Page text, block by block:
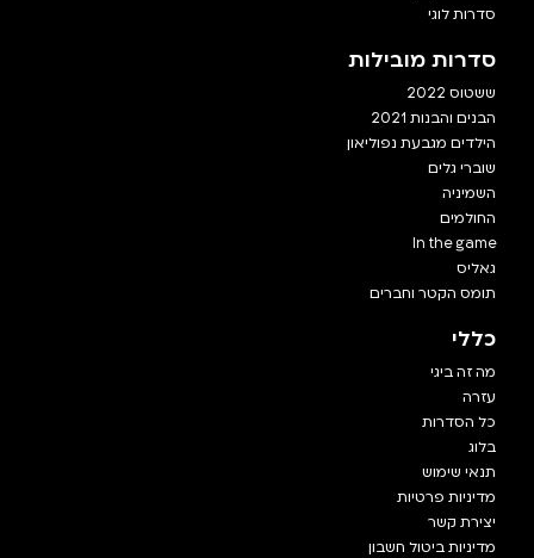
סדרות לוגי
סדרות מובילות
ששטוס 2022
הבנים והבנות 2021
הילדים מגבעת נפוליאון
שוברי גלים
השמיניה
החולמים
In the game
גאליס
תומס הקטר וחברים
כללי
מה זה ביגי
עזרה
כל הסדרות
בלוג
תנאי שימוש
מדיניות פרטיות
יצירת קשר
מדיניות ביטול חשבון